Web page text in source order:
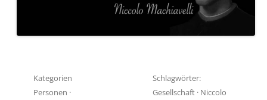
Kategorien
Personen ·
Schlagwörter:
Gesellschaft · Niccolo